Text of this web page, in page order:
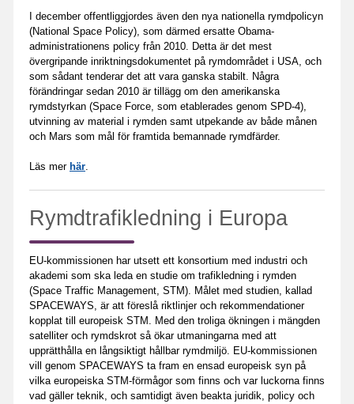
I december offentliggjordes även den nya nationella rymdpolicyn
(National Space Policy), som därmed ersatte Obama-
administrationens policy från 2010. Detta är det mest
övergripande inriktningsdokumentet på rymdområdet i USA, och
som sådant tenderar det att vara ganska stabilt. Några
förändringar sedan 2010 är tillägg om den amerikanska
rymdstyrkan (Space Force, som etablerades genom SPD-4),
utvinning av material i rymden samt utpekande av både månen
och Mars som mål för framtida bemannade rymdfärder.
Läs mer här.
Rymdtrafikledning i Europa
EU-kommissionen har utsett ett konsortium med industri och
akademi som ska leda en studie om trafikledning i rymden
(Space Traffic Management, STM). Målet med studien, kallad
SPACEWAYS, är att föreslå riktlinjer och rekommendationer
kopplat till europeisk STM. Med den troliga ökningen i mängden
satelliter och rymdskrot så ökar utmaningarna med att
upprätthålla en långsiktigt hållbar rymdmiljö. EU-kommissionen
vill genom SPACEWAYS ta fram en ensad europeisk syn på
vilka europeiska STM-förmågor som finns och var luckorna finns
vad gäller teknik, och samtidigt även beakta juridik, policy och